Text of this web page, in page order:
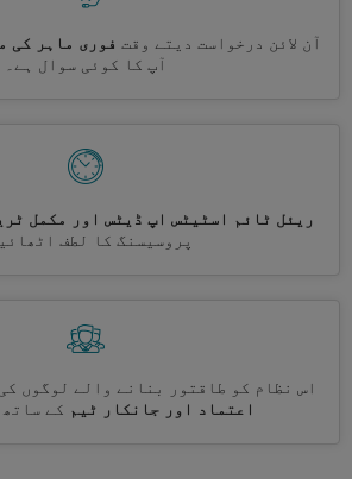
آن لائن درخواست دیتے وقت فوری ماہر کی
آپ کا کوئی سوال ہے۔
ریئل ٹائم اسٹیٹس اپ ڈیٹس اور مکمل
پروسیسنگ کا لطف
اس نظام کو طاقتور بنانے والے لوگوں کی
اعتماد اور جانکار ٹیم کے ساتھ